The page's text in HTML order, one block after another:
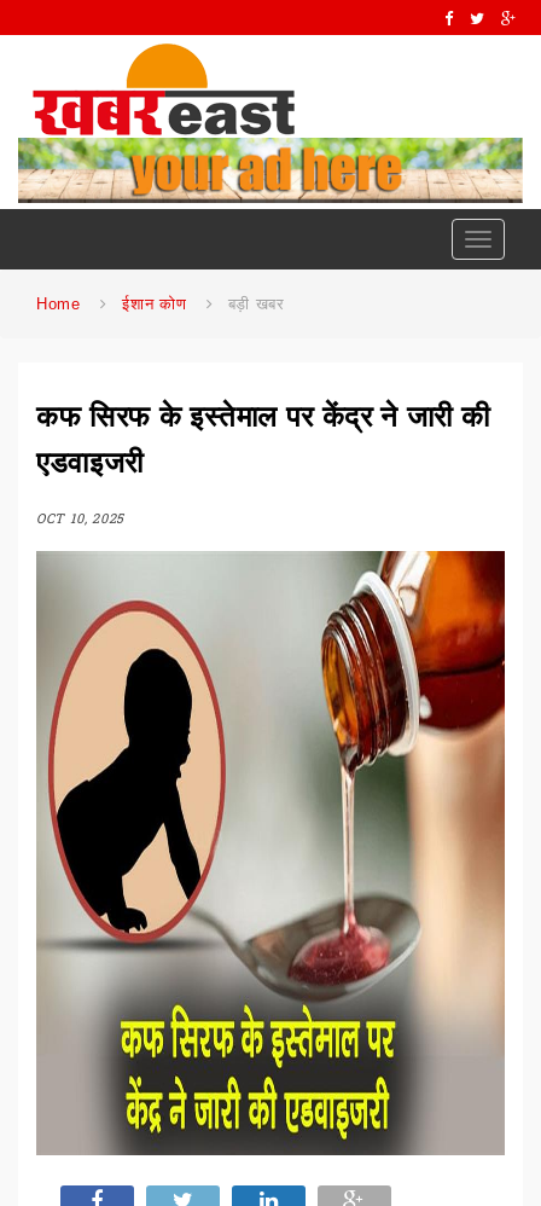
Toggle
Home ईशान कोण बड़ी खबर
कफ सिरफ के इस्तेमाल पर केंद्र ने जारी की
एडवाइजरी
OCT 10, 2025